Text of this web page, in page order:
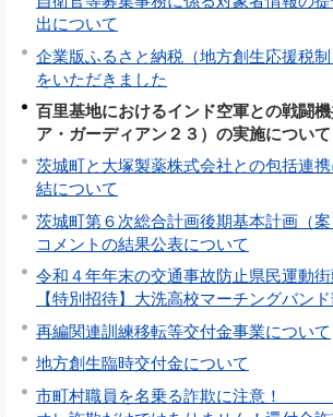
出について
企業版ふるさと納税（地方創生応援税
をいただきました
百里基地におけるインド空軍との戦闘
ア・ガーディアン２３）の実施について
茨城町と大塚製薬株式会社との包括連
結について
茨城町第６次総合計画後期基本計画（案
コメントの結果公表について
令和４年年末の交通事故防止県民運動
【特別招待】大洗高校マーチングバン
再編関連訓練移転等交付金事業について
地方創生臨時交付金について
市町村職員を名乗る詐欺に